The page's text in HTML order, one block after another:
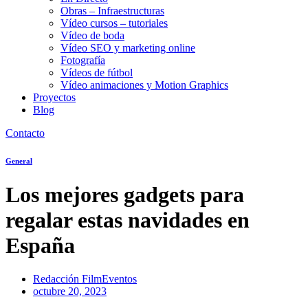
Obras – Infraestructuras
Vídeo cursos – tutoriales
Vídeo de boda
Vídeo SEO y marketing online
Fotografía
Vídeos de fútbol
Vídeo animaciones y Motion Graphics
Proyectos
Blog
Contacto
General
Los mejores gadgets para
regalar estas navidades en
España
Redacción FilmEventos
octubre 20, 2023